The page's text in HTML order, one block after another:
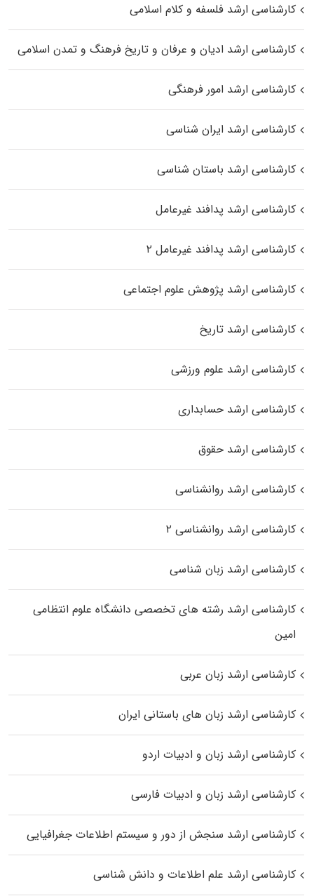
کارشناسی ارشد فلسفه و کلام اسلامی
کارشناسی ارشد ادیان و عرفان و تاریخ فرهنگ و تمدن اسلامی
کارشناسی ارشد امور فرهنگی
کارشناسی ارشد ایران شناسی
کارشناسی ارشد باستان شناسی
کارشناسی ارشد پدافند غیرعامل
کارشناسی ارشد پدافند غیرعامل ۲
کارشناسی ارشد پژوهش علوم اجتماعی
کارشناسی ارشد تاریخ
کارشناسی ارشد علوم ورزشی
کارشناسی ارشد حسابداری
کارشناسی ارشد حقوق
کارشناسی ارشد روانشناسی
کارشناسی ارشد روانشناسی ۲
کارشناسی ارشد زبان شناسی
کارشناسی ارشد رﺷﺘﻪ ﻫﺎی تخصصی داﻧﺸﮕﺎه ﻋﻠﻮم انتظامی
اﻣﻴﻦ
کارشناسی ارشد زبان عربی
کارشناسی ارشد زبان‌ های باستانی ایران
کارشناسی ارشد زبان و ادبیات اردو
کارشناسی ارشد زبان و ادبیات فارسی
کارشناسی ارشد سنجش از دور و سیستم اطلاعات جغرافیایی
کارشناسی ارشد علم اطلاعات و دانش شناسی